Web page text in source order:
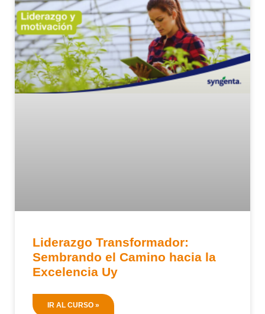
Liderazgo Transformador:
Sembrando el Camino hacia la
Excelencia Uy
IR AL CURSO »